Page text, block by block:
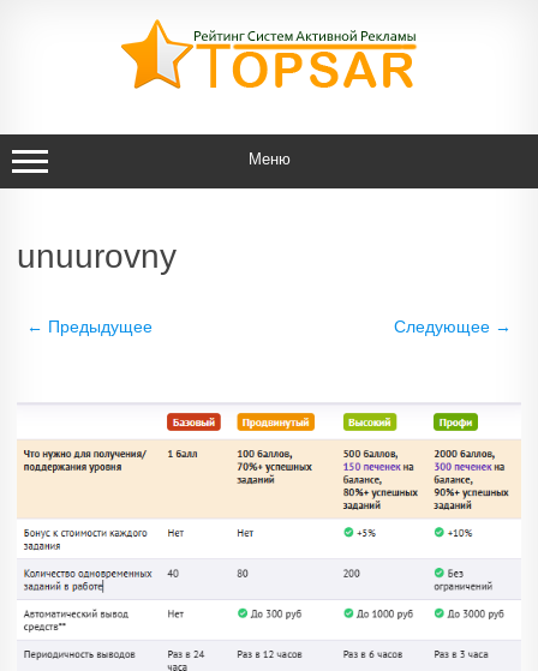
Меню
unuurovny
← Предыдущее Следующее →